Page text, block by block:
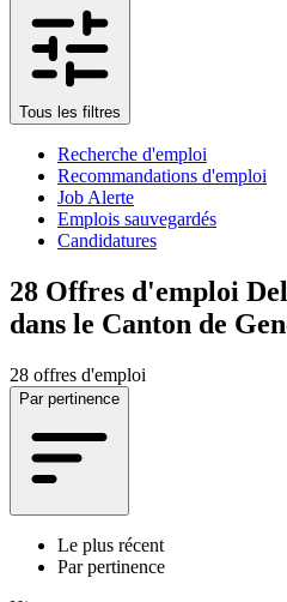
Tous les filtres
Recherche d'emploi
Recommandations d'emploi
Job Alerte
Emplois sauvegardés
Candidatures
28 Offres d'emploi
dans le Canton de
28 offres d'emploi
Par pertinence
Le plus récent
Par pertinence